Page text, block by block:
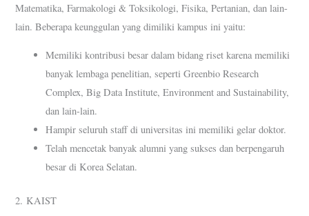
Matematika, Farmakologi & Toksikologi, Fisika, Pertanian, dan lain-
lain. Beberapa keunggulan yang dimiliki kampus ini yaitu:
Memiliki kontribusi besar dalam bidang riset karena memiliki
banyak lembaga penelitian, seperti Greenbio Research
Complex, Big Data Institute, Environment and Sustainability,
dan lain-lain.
Hampir seluruh staff di universitas ini memiliki gelar doktor.
Telah mencetak banyak alumni yang sukses dan berpengaruh
besar di Korea Selatan.
2. KAIST